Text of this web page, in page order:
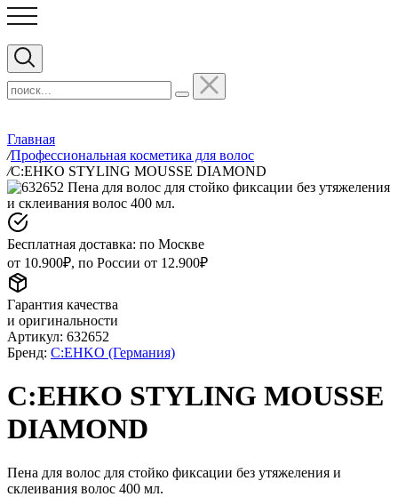
Главная
/Профессиональная косметика для волос
/C:EHKO STYLING MOUSSE DIAMOND
Бесплатная доставка: по Москве
от 10.900₽, по России от 12.900₽
Гарантия качества
и оригинальности
Артикул: 632652
Бренд: C:EHKO (Германия)
C:EHKO STYLING MOUSSE
DIAMOND
Пена для волос для стойко фиксации без утяжеления и
склеивания волос 400 мл.